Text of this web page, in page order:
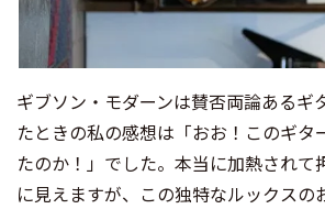
ギブソン・モダーンは賛否両論あるギ
たときの私の感想は「おお！このギタ
たのか！」でした。本当に加熱されて
に見えますが、この独特なルックスの